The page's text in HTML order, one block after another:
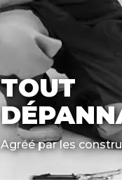
TOUT
Agréé par les